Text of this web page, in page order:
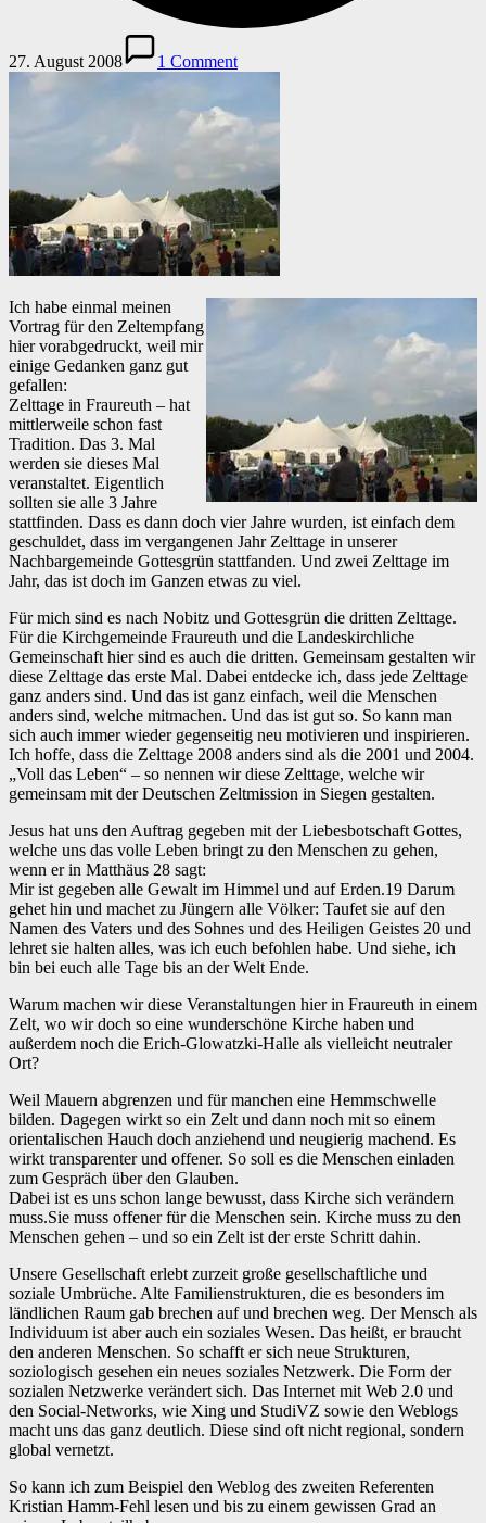
27. August 2008 1 Comment
Ich habe einmal meinen
Vortrag für den Zeltempfang
hier vorabgedruckt, weil mir
einige Gedanken ganz gut
gefallen:
Zelttage in Fraureuth – hat
mittlerweile schon fast
Tradition. Das 3. Mal
werden sie dieses Mal
veranstaltet. Eigentlich
sollten sie alle 3 Jahre
stattfinden. Dass es dann doch vier Jahre wurden, ist einfach dem
geschuldet, dass im vergangenen Jahr Zelttage in unserer
Nachbargemeinde Gottesgrün stattfanden. Und zwei Zelttage im
Jahr, das ist doch im Ganzen etwas zu viel.
Für mich sind es nach Nobitz und Gottesgrün die dritten Zelttage.
Für die Kirchgemeinde Fraureuth und die Landeskirchliche
Gemeinschaft hier sind es auch die dritten. Gemeinsam gestalten wir
diese Zelttage das erste Mal. Dabei entdecke ich, dass jede Zelttage
ganz anders sind. Und das ist ganz einfach, weil die Menschen
anders sind, welche mitmachen. Und das ist gut so. So kann man
sich auch immer wieder gegenseitig neu motivieren und inspirieren.
Ich hoffe, dass die Zelttage 2008 anders sind als die 2001 und 2004.
„Voll das Leben“ – so nennen wir diese Zelttage, welche wir
gemeinsam mit der Deutschen Zeltmission in Siegen gestalten.
Jesus hat uns den Auftrag gegeben mit der Liebesbotschaft Gottes,
welche uns das volle Leben bringt zu den Menschen zu gehen,
wenn er in Matthäus 28 sagt:
Mir ist gegeben alle Gewalt im Himmel und auf Erden.19 Darum
gehet hin und machet zu Jüngern alle Völker: Taufet sie auf den
Namen des Vaters und des Sohnes und des Heiligen Geistes 20 und
lehret sie halten alles, was ich euch befohlen habe. Und siehe, ich
bin bei euch alle Tage bis an der Welt Ende.
Warum machen wir diese Veranstaltungen hier in Fraureuth in einem
Zelt, wo wir doch so eine wunderschöne Kirche haben und
außerdem noch die Erich-Glowatzki-Halle als vielleicht neutraler
Ort?
Weil Mauern abgrenzen und für manchen eine Hemmschwelle
bilden. Dagegen wirkt so ein Zelt und dann noch mit so einem
orientalischen Hauch doch anziehend und neugierig machend. Es
wirkt transparenter und offener. So soll es die Menschen einladen
zum Gespräch über den Glauben.
Dabei ist es uns schon lange bewusst, dass Kirche sich verändern
muss.Sie muss offener für die Menschen sein. Kirche muss zu den
Menschen gehen – und so ein Zelt ist der erste Schritt dahin.
Unsere Gesellschaft erlebt zurzeit große gesellschaftliche und
soziale Umbrüche. Alte Familienstrukturen, die es besonders im
ländlichen Raum gab brechen auf und brechen weg. Der Mensch als
Individuum ist aber auch ein soziales Wesen. Das heißt, er braucht
den anderen Menschen. So schafft er sich neue Strukturen,
soziologisch gesehen ein neues soziales Netzwerk. Die Form der
sozialen Netzwerke verändert sich. Das Internet mit Web 2.0 und
den Social-Networks, wie Xing und StudiVZ sowie den Weblogs
macht uns das ganz deutlich. Diese sind oft nicht regional, sondern
global vernetzt.
So kann ich zum Beispiel den Weblog des zweiten Referenten
Kristian Hamm-Fehl lesen und bis zu einem gewissen Grad an